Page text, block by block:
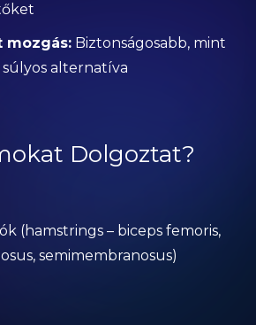
mozgás: Biztonságosabb, mint
súlyos alternatíva
Dolgoztat?
(hamstrings – biceps femoris,
semimembranosus)